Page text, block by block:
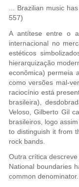
... Brazilian music
557)
A antítese entre o
internacional no
estéticos
hierarquização
econômica) permeia
como versões mal-
raciocínio está
brasileira),
Veloso, Gilberto Gil
brasileiros, logo
to distinguish it from
rock bands.
Outra crítica
National boundaries
common